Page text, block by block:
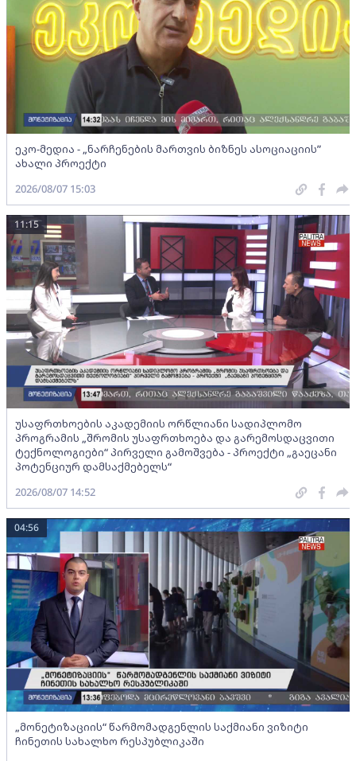
ეკო-მედია - „ნარჩენების მართვის ბიზნეს ასოციაციის”
ახალი პროექტი
2026/08/07 15:03
უსაფრთხოების აკადემიის ორწლიანი სადიპლომო
პროგრამის „შრომის უსაფრთხოება და გარემოსდაცვითი
ტექნოლოგიები“ პირველი გამოშვება - პროექტი „გაეცანი
პოტენციურ დამსაქმებელს“
11:15
2026/08/07 14:52
„მონეტიზაციის“ წარმომადგენლის საქმიანი ვიზიტი
ჩინეთის სახალხო რესპუბლიკაში
04:56